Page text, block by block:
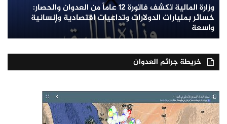
وزارة المالية تكشف فاتورة 12 عاماً من العدوان والحصار:
خسائر بمليارات الدولارات وتداعيات اقتصادية وإنسانية
واسعة
خريطة جرائم العدوان